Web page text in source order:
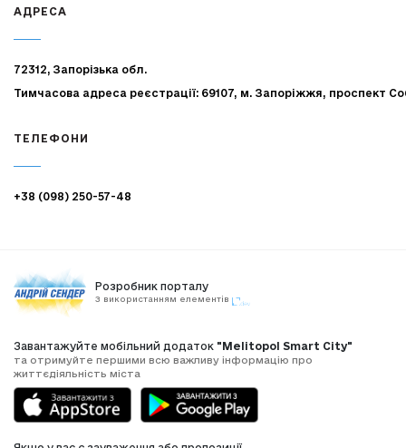
АДРЕСА
72312, Запорізька обл.
Тимчасова адреса реєстрації: 69107, м. Запоріжжя, проспект
ТЕЛЕФОНИ
+38 (098) 250-57-48
Розробник порталу
З використанням елементів
Завантажуйте мобільний додаток "Melitopol Smart City"
та отримуйте першими всю важливу інформацію про
життєдіяльність міста